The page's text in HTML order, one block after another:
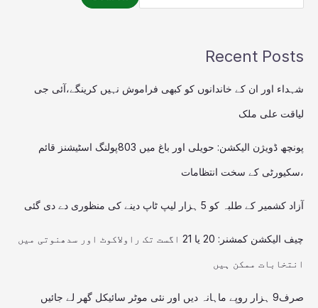
Recent Posts
شہداء اور ان کے خاندانوں کو کبھی فراموش نہیں کرینگے،آئی جی
لیاقت علی ملک
پونچھ ڈویژن الیکشن: حویلی اور باغ میں 803پولنگ اسٹیشنز قائم
،سکیورٹی کے سخت انتظامات
آزاد کشمیر کے طلبہ کو 5 ہزار لیپ ٹاپ دینے کی منظوری دے دی گئی
چیف الیکشن کمشنر: 20 یا 21 اگست تک راولاکوٹ اور سدھنوتی میں
انتخابات ممکن ہیں
صرف9 ہزار روپے ماہانہ دیں اور نئی موٹر سائیکل گھر لے جائیں